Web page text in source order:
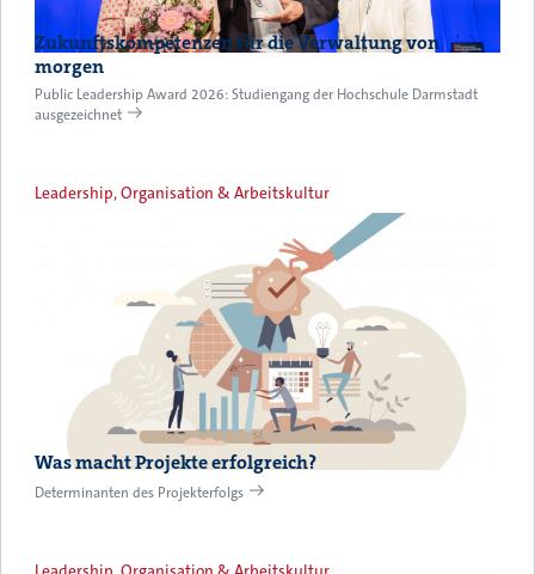
Zukunftskompetenzen für die Verwaltung von
morgen
Public Leadership Award 2026: Studiengang der Hochschule Darmstadt
ausgezeichnet
Leadership, Organisation & Arbeitskultur
Was macht Projekte erfolgreich?
Determinanten des Projekterfolgs